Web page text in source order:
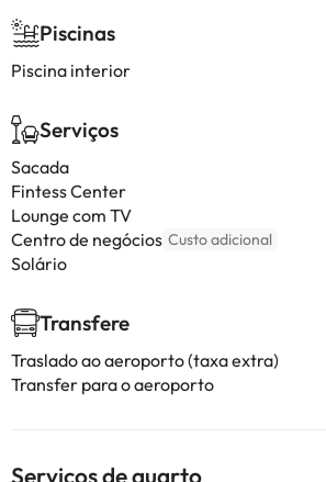
Piscinas
Piscina interior
Serviços
Sacada
Fintess Center
Lounge com TV
Centro de negócios Custo adicional
Solário
Transfere
Traslado ao aeroporto (taxa extra)
Transfer para o aeroporto
Serviços de quarto